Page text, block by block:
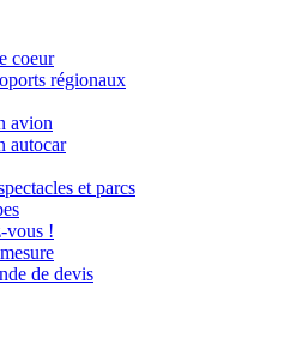
coeur
régionaux
avion
autocar
et parcs
vous !
de devis